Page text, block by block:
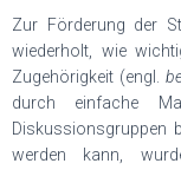
Zur Förderung der
wiederholt, wie
Zugehörigkeit (engl.
durch einfache
Diskussionsgruppen
werden kann,